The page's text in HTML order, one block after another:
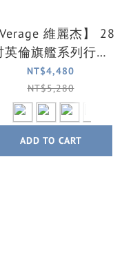
Verage 維麗杰】 28
英倫旗艦系列行李
箱/旅行箱(6色可選)
NT$4,480
NT$5,280
ADD TO CART